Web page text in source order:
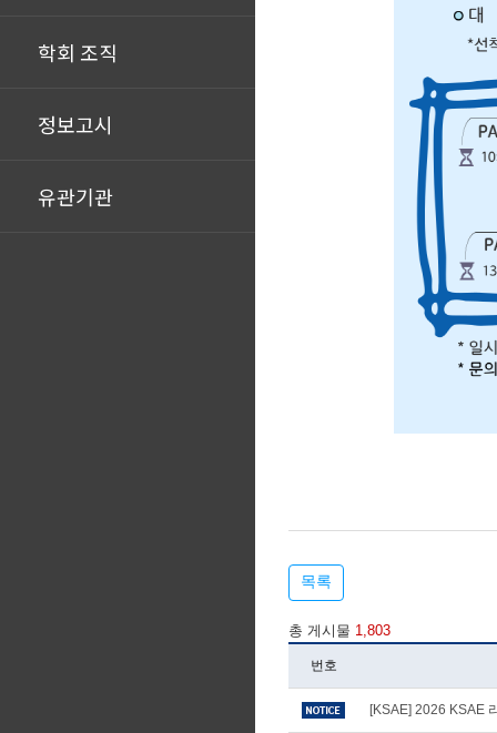
학회 조직
정보고시
유관기관
목록
총 게시물 1,803
번호
[KSAE] 2026 KSAE